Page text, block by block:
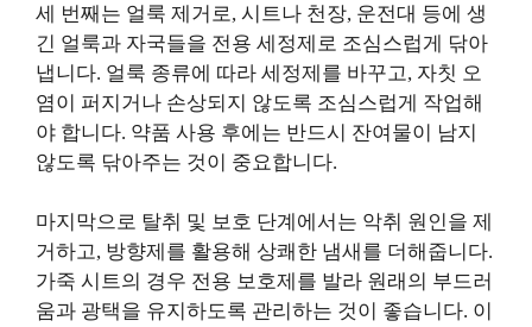
세 번째는 얼룩 제거로, 시트나 천장, 운전대 등에 생
긴 얼룩과 자국들을 전용 세정제로 조심스럽게 닦아
냅니다. 얼룩 종류에 따라 세정제를 바꾸고, 자칫 오
염이 퍼지거나 손상되지 않도록 조심스럽게 작업해
야 합니다. 약품 사용 후에는 반드시 잔여물이 남지
않도록 닦아주는 것이 중요합니다.
마지막으로 탈취 및 보호 단계에서는 악취 원인을 제
거하고, 방향제를 활용해 상쾌한 냄새를 더해줍니다.
가죽 시트의 경우 전용 보호제를 발라 원래의 부드러
움과 광택을 유지하도록 관리하는 것이 좋습니다. 이